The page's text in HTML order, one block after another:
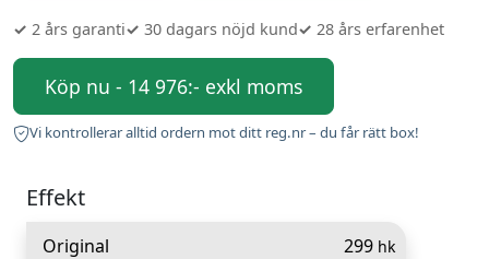
✓ 2 års garanti✓ 30 dagars nöjd kund✓ 28 års erfarenhet
Köp nu - 14 976:- exkl moms
Vi kontrollerar alltid ordern mot ditt reg.nr – du får rätt box!
Effekt
Original 299 hk